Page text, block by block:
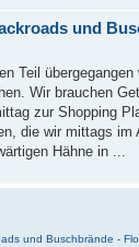
und
Teil
Wir brauchen
zur Shopping
die wir mittags im
Hähne in ...
und Buschbrände -